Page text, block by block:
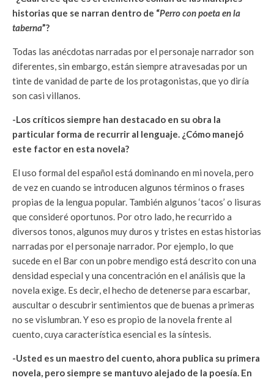
historias que se narran dentro de “Perro con poeta en la
taberna”?
Todas las anécdotas narradas por el personaje narrador son
diferentes, sin embargo, están siempre atravesadas por un
tinte de vanidad de parte de los protagonistas, que yo diría
son casi villanos.
-Los críticos siempre han destacado en su obra la
particular forma de recurrir al lenguaje. ¿Cómo manejó
este factor en esta novela?
El uso formal del español está dominando en mi novela, pero
de vez en cuando se introducen algunos términos o frases
propias de la lengua popular. También algunos ‘tacos’ o lisuras
que consideré oportunos. Por otro lado, he recurrido a
diversos tonos, algunos muy duros y tristes en estas historias
narradas por el personaje narrador. Por ejemplo, lo que
sucede en el Bar con un pobre mendigo está descrito con una
densidad especial y una concentración en el análisis que la
novela exige. Es decir, el hecho de detenerse para escarbar,
auscultar o descubrir sentimientos que de buenas a primeras
no se vislumbran. Y eso es propio de la novela frente al
cuento, cuya característica esencial es la síntesis.
-Usted es un maestro del cuento, ahora publica su primera
novela, pero siempre se mantuvo alejado de la poesía. En